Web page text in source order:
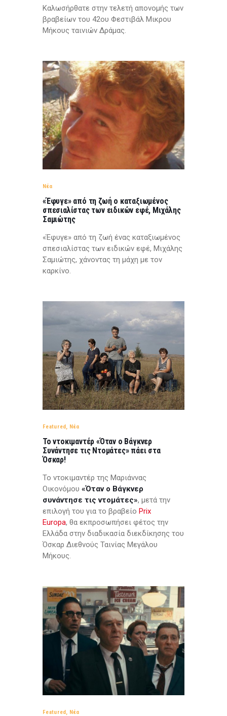
Καλωσήρθατε στην τελετή απονομής των
βραβείων του 42ου Φεστιβάλ Μικρου
Μήκους ταινιών Δράμας.
Νέα
«Έφυγε» από τη ζωή o καταξιωμένος
σπεσιαλίστας των ειδικών εφέ, Μιχάλης
Σαμιώτης
«Έφυγε» από τη ζωή ένας καταξιωμένος
σπεσιαλίστας των ειδικών εφέ, Μιχάλης
Σαμιώτης, χάνοντας τη μάχη με τον
καρκίνο.
Featured , Νέα
Το ντοκιμαντέρ «Όταν ο Βάγκνερ
Συνάντησε τις Ντομάτες» πάει στα
Όσκαρ!
Το ντοκιμαντέρ της Μαριάννας
Οικονόμου «Όταν ο Βάγκνερ
συνάντησε τις ντομάτες», μετά την
επιλογή του για το βραβείο Prix
Europa, θα εκπροσωπήσει φέτος την
Ελλάδα στην διαδικασία διεκδίκησης του
Όσκαρ Διεθνούς Ταινίας Μεγάλου
Μήκους.
Featured, Νέα